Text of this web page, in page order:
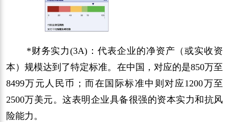
*财务实力(3A)：代表企业的净资产（或实收资
本）规模达到了特定标准。在中国，对应的是850万至
8499万元人民币；而在国际标准中则对应1200万至
2500万美元。这表明企业具备很强的资本实力和抗风
险能力。